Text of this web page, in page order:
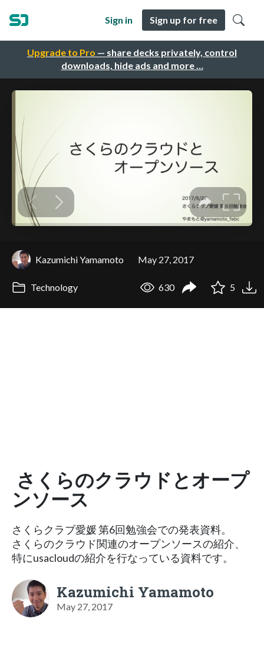
Upgrade to Pro — share decks privately, control
downloads, hide ads and more …
Sign in Sign up for free
Kazumichi Yamamoto May 27, 2017
Technology 630 5
さくらのクラウドとオープ
ンソース
さくらクラブ愛媛 第6回勉強会での発表資料。
さくらのクラウド関連のオープンソースの紹介、
特にusacloudの紹介を行なっている資料です。
Kazumichi Yamamoto
May 27, 2017